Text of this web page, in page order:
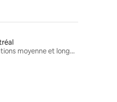
Locations moyenne et longue durée